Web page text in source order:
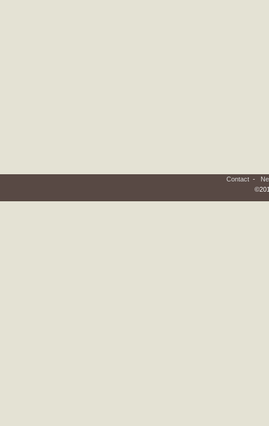
Contact -